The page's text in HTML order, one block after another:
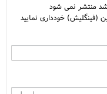
منتشر نمی شود
(فینگلیش) خودداری نمایید